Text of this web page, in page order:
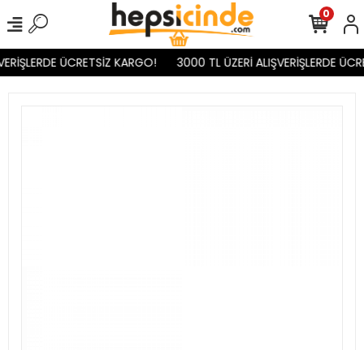
ÜCRETSİZ KARGO! 3000 TL ÜZERİ ALIŞVERİŞLERDE
0